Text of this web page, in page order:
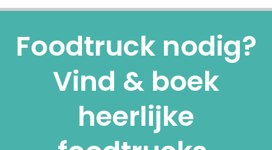
Foodtruck nodig?
Vind & boek
heerlijke